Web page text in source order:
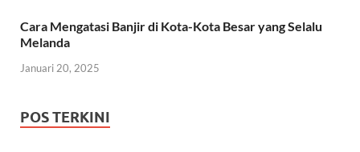
Cara Mengatasi Banjir di Kota-Kota Besar yang Selalu
Melanda
Januari 20, 2025
POS TERKINI